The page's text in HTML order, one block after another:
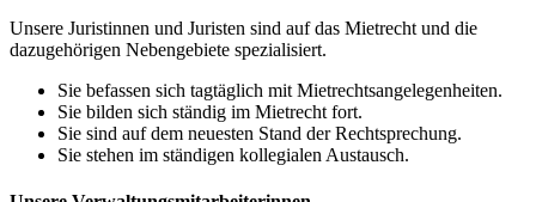
Unsere Juristinnen und Juristen sind auf das Mietrecht und die
dazugehörigen Nebengebiete spezialisiert.
Sie befassen sich tagtäglich mit Mietrechtsangelegenheiten.
Sie bilden sich ständig im Mietrecht fort.
Sie sind auf dem neuesten Stand der Rechtsprechung.
Sie stehen im ständigen kollegialen Austausch.